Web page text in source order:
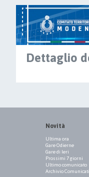
Dettaglio
Novità
Ultima ora
Gare Odierne
Gare di Ieri
Prossimi 7 giorni
Ultimo comunicato
Archivio Comunicati